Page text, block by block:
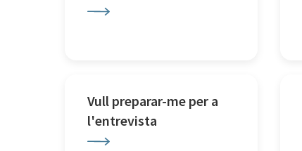
Vull preparar-me per a
l'entrevista